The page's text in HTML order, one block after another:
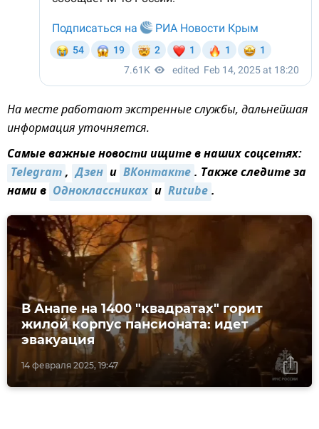
На месте работают экстренные службы, дальнейшая
информация уточняется.
Самые важные новости ищите в наших соцсетях:
Telegram, Дзен и ВКонтакте. Также следите за
нами в Одноклассниках и Rutube.
14 февраля 2025, 19:47
В Анапе на 1400 "квадратах" горит
жилой корпус пансионата: идет
эвакуация